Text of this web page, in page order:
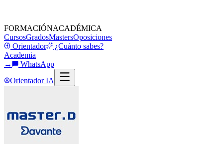
FORMACIÓNACADÉMICA
CursosGradosMastersOposiciones
Orientador
¿Cuánto sabes?
Academia
→
WhatsApp
Orientador IA